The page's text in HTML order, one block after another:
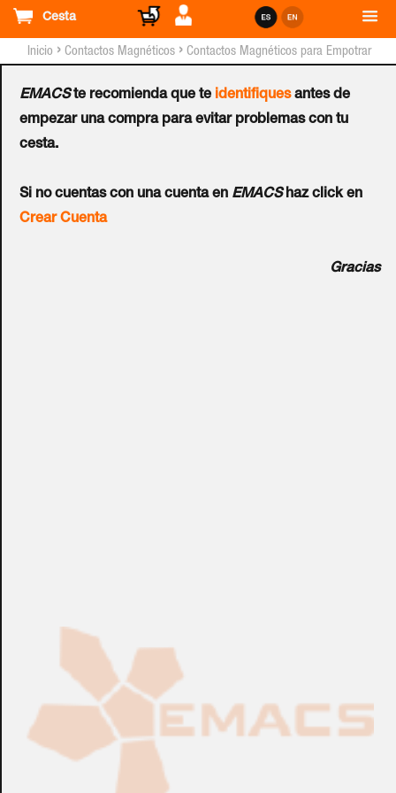
Cesta
EMACSte recomienda que te identifiquesantes de
empezar una compra para evitar problemas con tu
cesta.
Si no cuentas con una cuenta en EMACShaz click en
Crear Cuenta
Gracias
Inicio › Contactos Magnéticos › Contactos Magnéticos para Empotrar
Contacto Magnético
HONEYWELL™ MPS9W
Ref.: MPS9W